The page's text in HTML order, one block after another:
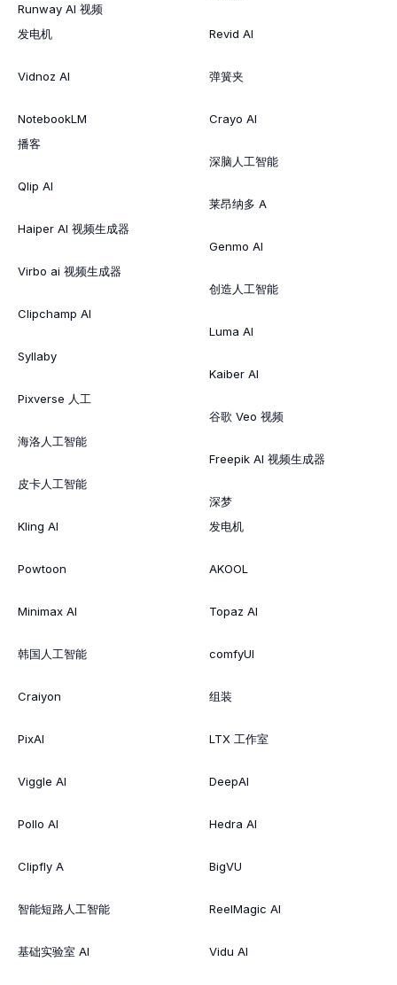
Runway AI 视频
发电机
Vidnoz AI
NotebookLM
播客
Qlip AI
Haiper AI 视频生成器
Virbo ai 视频生成器
Clipchamp AI
Syllaby
Pixverse 人工
海洛人工智能
皮卡人工智能
Kling AI
Powtoon
Minimax AI
韩国人工智能
Craiyon
PixAI
Viggle AI
Pollo AI
Clipfly A
智能短路人工智能
基础实验室 AI
Revid AI
弹簧夹
Crayo AI
深脑人工智能
莱昂纳多 A
Genmo AI
创造人工智能
Luma AI
Kaiber AI
谷歌 Veo 视频
Freepik AI 视频生成器
深梦
发电机
AKOOL
Topaz AI
comfyUI
组装
LTX 工作室
DeepAI
Hedra AI
BigVU
ReelMagic AI
Vidu AI